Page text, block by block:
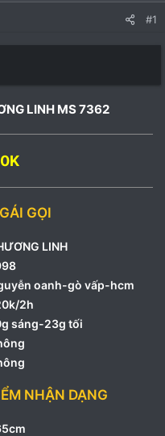
#1
LINH MS 7362
GỌI
LINH
oanh-gò vấp-hcm
2h
sáng-23g tối
NHẬN DẠNG